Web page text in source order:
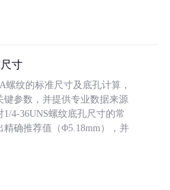
寸
螺纹的标准尺寸及底孔计算，
参数，并提供专业数据来源
1/4-36UNS螺纹底孔尺寸的常
精确推荐值（Φ5.18mm），并